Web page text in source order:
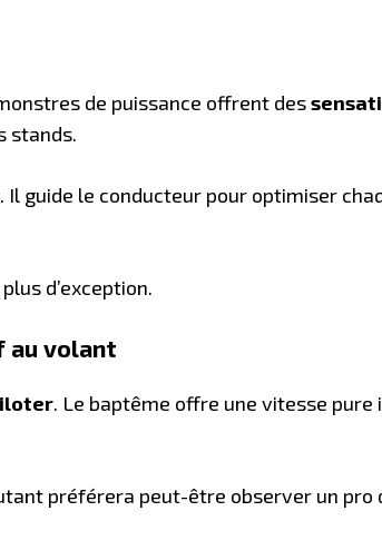
de puissance offrent des
stands.
guide le conducteur pour optimiser
d’exception.
au volant
. Le baptême offre une vitesse
préférera peut-être observer un pro